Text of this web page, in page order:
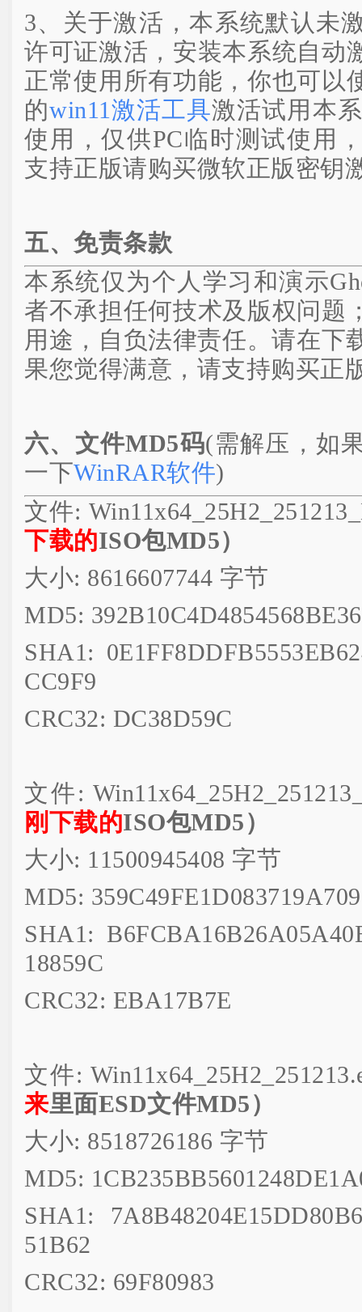
3、关于激活，本系统默认未
许可证激活，安装本系统自动
正常使用所有功能，你也可以
的win11激活工具激活试用本
使用，仅供PC临时测试使用
支持正版请购买微软正版密钥
五、免责条款
本系统仅为个人学习和演示
者不承担任何技术及版权问题
用途，自负法律责任。请在下
果您觉得满意，请支持购买正
六、文件MD5码(需解压，如
一下WinRAR软件)
文件:
下载的ISO包MD5）
大小: 8616607744 字节
MD5:
SHA1:
CC9F9
CRC32: DC38D59C
文件:
刚下载的ISO包MD5）
大小: 11500945408 字节
MD5:
SHA1:
18859C
CRC32: EBA17B7E
文件:
来里面ESD文件MD5）
大小: 8518726186 字节
MD5:
SHA1:
51B62
CRC32: 69F80983